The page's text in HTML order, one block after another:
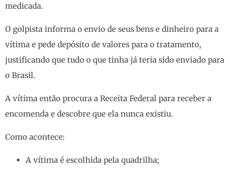
medicada.
O golpista informa o envio de seus bens e dinheiro para a
vítima e pede depósito de valores para o tratamento,
justificando que tudo o que tinha já teria sido enviado para
o Brasil.
A vítima então procura a Receita Federal para receber a
encomenda e descobre que ela nunca existiu.
Como acontece:
A vítima é escolhida pela quadrilha;